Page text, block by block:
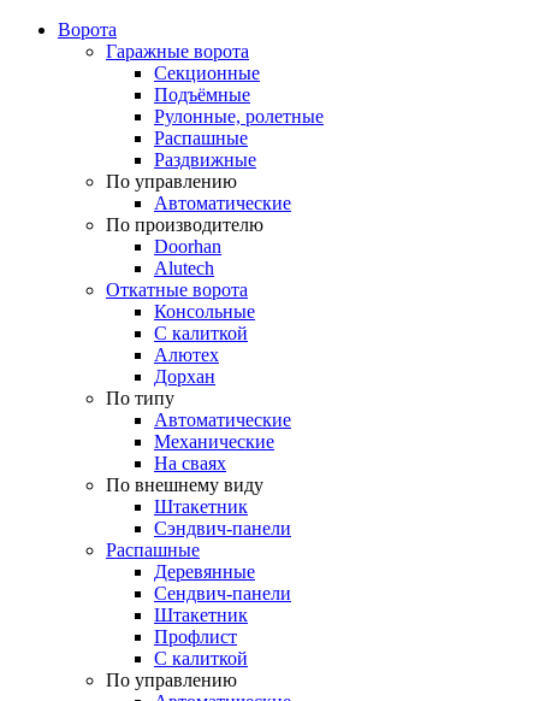
Ворота
Гаражные ворота
Секционные
Подъёмные
Рулонные, ролетные
Распашные
Раздвижные
По управлению
Автоматические
По производителю
Doorhan
Alutech
Откатные ворота
Консольные
С калиткой
Алютех
Дорхан
По типу
Автоматические
Механические
На сваях
По внешнему виду
Штакетник
Сэндвич-панели
Распашные
Деревянные
Сендвич-панели
Штакетник
Профлист
С калиткой
По управлению